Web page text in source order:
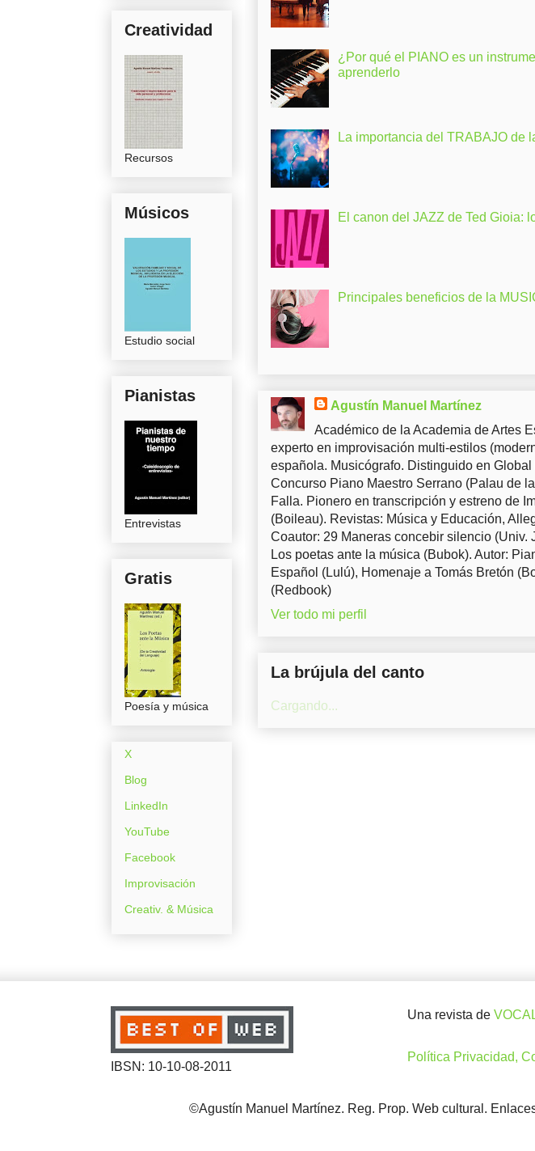
¿Por qué el PIANO es un
aprenderlo
La importancia del TRABAJO de
El canon del JAZZ de Ted Gioia:
Principales beneficios de la
Agustín Manuel Martínez
Académico de la Academia de Artes
experto en improvisación multi-estilos
española. Musicógrafo. Distinguido en
Concurso Piano Maestro Serrano (Palau de
Falla. Pionero en transcripción y estreno de
(Boileau). Revistas: Música y Educación,
Coautor: 29 Maneras concebir silencio (Univ.
Los poetas ante la música (Bubok). Autor:
Español (Lulú), Homenaje a Tomás Bretón
(Redbook)
Ver todo mi perfil
La brújula del canto
Cargando...
Creatividad
Recursos
Músicos
Estudio social
Pianistas
Entrevistas
Gratis
Poesía y música
X
Blog
LinkedIn
YouTube
Facebook
Improvisación
Creativ. & Música
IBSN: 10-10-08-2011
Una revista de
Política Privacidad,
©Agustín Manuel Martínez. Reg. Prop. Web cultural.